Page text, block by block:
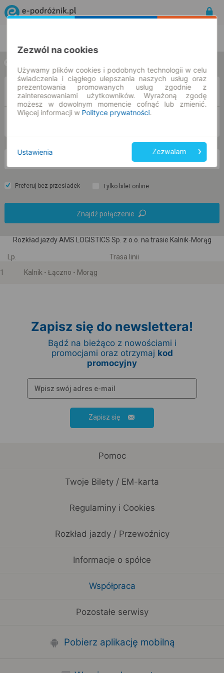
Z
-- : --
Preferuj bez przesiadek Tylko bilet online
Znajdź połączenie
Rozkład jazdy AMS LOGISTICS Sp. z o.o. na trasie Kalnik-Morąg
Lp.
Trasa linii
1
Kalnik - Łączno - Morąg
Zapisz się do newslettera!
Bądź na bieżąco z nowościami i
promocjami oraz otrzymaj kod
promocyjny
Zapisz się
Pomoc
Twoje Bilety / EM-karta
Regulaminy i Cookies
Rozkład jazdy / Przewoźnicy
Informacje o spółce
Współpraca
Pozostałe serwisy
Pobierz aplikację mobilną
Zezwól na cookies
Używamy plików cookies i podobnych technologii w celu
świadczenia i ciągłego ulepszania naszych usług oraz
prezentowania promowanych usług zgodnie z
zainteresowaniami użytkowników. Wyrażoną zgodę
możesz w dowolnym momencie cofnąć lub zmienić.
Więcej informacji w Polityce prywatności.
Ustawienia Zezwalam